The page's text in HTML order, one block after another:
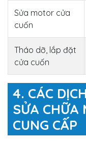
Sửa motor cửa
cuốn
Tháo dỡ, lắp đặt
cửa cuốn
4. CÁC
SỬA CHỮA
CUNG CẤP